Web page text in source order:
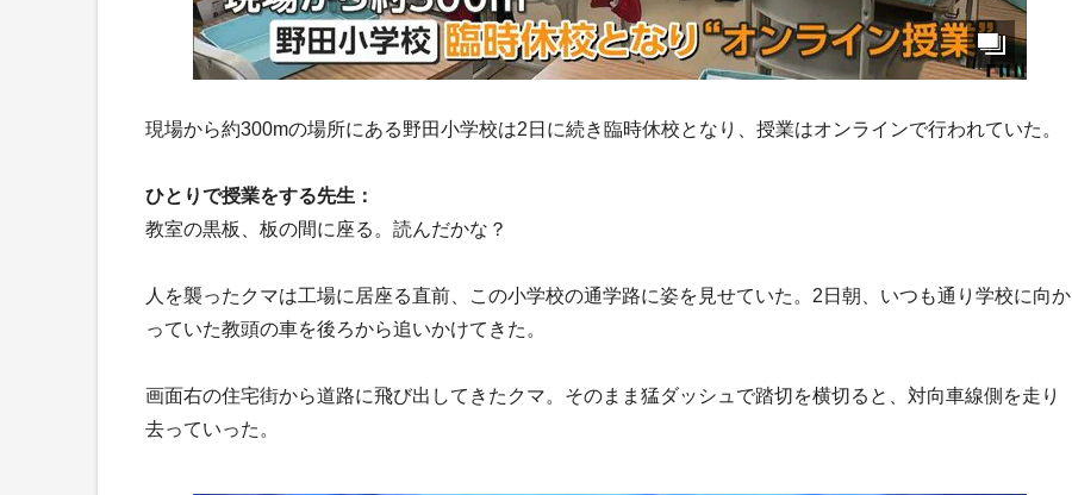
現場から約300mの場所にある野田小学校は2日に続き臨時休校となり、授業はオンラインで行われていた。
ひとりで授業をする先生：
教室の黒板、板の間に座る。読んだかな？
人を襲ったクマは工場に居座る直前、この小学校の通学路に姿を見せていた。2日朝、いつも通り学校に向か
っていた教頭の車を後ろから追いかけてきた。
画面右の住宅街から道路に飛び出してきたクマ。そのまま猛ダッシュで踏切を横切ると、対向車線側を走り
去っていった。